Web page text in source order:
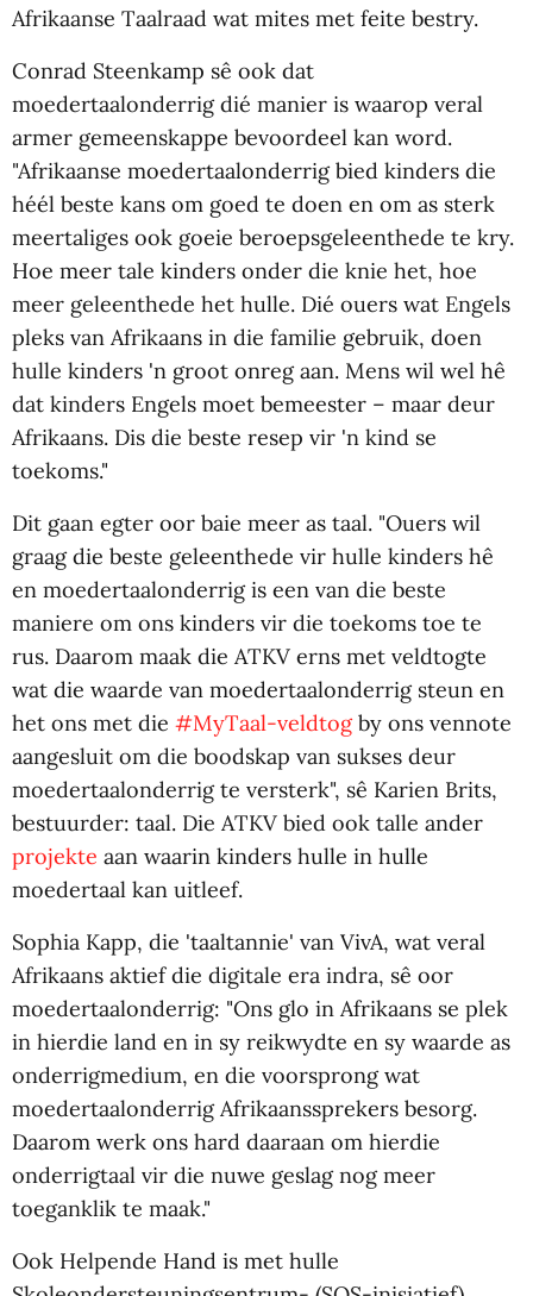
Afrikaanse Taalraad wat mites met feite bestry.
Conrad Steenkamp sê ook dat
moedertaalonderrig dié manier is waarop veral
armer gemeenskappe bevoordeel kan word.
"Afrikaanse moedertaalonderrig bied kinders die
héél beste kans om goed te doen en om as sterk
meertaliges ook goeie beroepsgeleenthede te kry.
Hoe meer tale kinders onder die knie het, hoe
meer geleenthede het hulle. Dié ouers wat Engels
pleks van Afrikaans in die familie gebruik, doen
hulle kinders 'n groot onreg aan. Mens wil wel hê
dat kinders Engels moet bemeester – maar deur
Afrikaans. Dis die beste resep vir 'n kind se
toekoms."
Dit gaan egter oor baie meer as taal. "Ouers wil
graag die beste geleenthede vir hulle kinders hê
en moedertaalonderrig is een van die beste
maniere om ons kinders vir die toekoms toe te
rus. Daarom maak die ATKV erns met veldtogte
wat die waarde van moedertaalonderrig steun en
het ons met die #MyTaal-veldtogby ons vennote
aangesluit om die boodskap van sukses deur
moedertaalonderrig te versterk", sê Karien Brits,
bestuurder: taal. Die ATKV bied ook talle ander
projekte aan waarin kinders hulle in hulle
moedertaal kan uitleef.
Sophia Kapp, die 'taaltannie' van VivA, wat veral
Afrikaans aktief die digitale era indra, sê oor
moedertaalonderrig: "Ons glo in Afrikaans se plek
in hierdie land en in sy reikwydte en sy waarde as
onderrigmedium, en die voorsprong wat
moedertaalonderrig Afrikaanssprekers besorg.
Daarom werk ons hard daaraan om hierdie
onderrigtaal vir die nuwe geslag nog meer
toeganklik te maak."
Ook Helpende Hand is met hulle